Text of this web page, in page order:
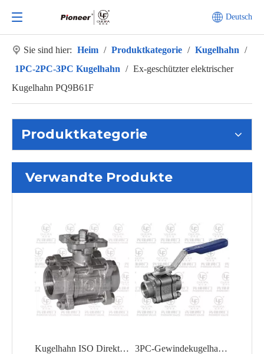
Deutsch
Sie sind hier: Heim / Produktkategorie / Kugelhahn /
1PC-2PC-3PC Kugelhahn / Ex-geschützter elektrischer
Kugelhahn PQ9B61F
Produktkategorie
Verwandte Produkte
Kugelhahn ISO Direktmontage PQ11F 3PC-Gewindekugelhahn Q11F-100P